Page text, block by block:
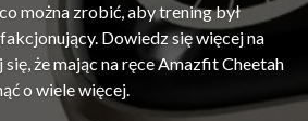
można zrobić, aby trening był
Dowiedz się więcej na
że mając na ręce Amazfit Cheetah
o wiele więcej.